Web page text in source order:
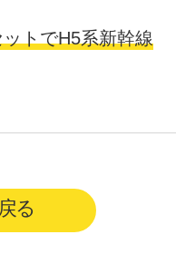
トでH5系新幹線
る